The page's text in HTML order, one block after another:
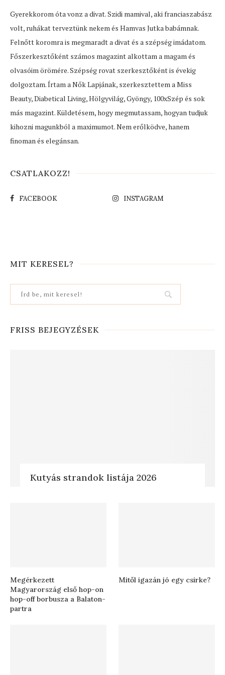
Gyerekkorom óta vonz a divat. Szidi mamival, aki franciaszabász
volt, ruhákat terveztünk nekem és Hamvas Jutka babámnak.
Felnőtt koromra is megmaradt a divat és a szépség imádatom.
Főszerkesztőként számos magazint alkottam a magam és
olvasóim örömére. Szépség rovat szerkesztőként is évekig
dolgoztam. Írtam a Nők Lapjának, szerkesztettem a Miss
Beauty, Diabetical Living, Hölgyvilág, Gyöngy, 100xSzép és sok
más magazint. Küldetésem, hogy megmutassam, hogyan tudjuk
kihozni magunkból a maximumot. Nem erőlködve, hanem
finoman és elegánsan.
CSATLAKOZZ!
FACEBOOK INSTAGRAM
MIT KERESEL?
FRISS BEJEGYZÉSEK
Kutyás strandok listája 2026
Megérkezett
Magyarország első hop-on
hop-off borbusza a Balaton-
partra
Mitől igazán jó egy csirke?